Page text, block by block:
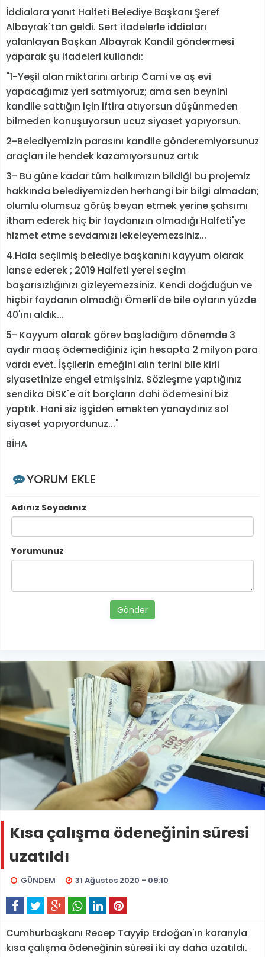
İddialara yanıt Halfeti Belediye Başkanı Şeref
Albayrak'tan geldi. Sert ifadelerle iddiaları
yalanlayan Başkan Albayrak Kandil göndermesi
yaparak şu ifadeleri kullandı:
"1-Yeşil alan miktarını artırıp Cami ve aş evi
yapacağımız yeri satmıyoruz; ama sen beynini
kandile sattığın için iftira atıyorsun düşünmeden
bilmeden konuşuyorsun ucuz siyaset yapıyorsun.
2-Belediyemizin parasını kandile gönderemiyorsunuz
araçları ile hendek kazamıyorsunuz artık
3- Bu güne kadar tüm halkımızın bildiği bu projemiz
hakkında belediyemizden herhangi bir bilgi almadan;
olumlu olumsuz görüş beyan etmek yerine şahsımı
itham ederek hiç bir faydanızın olmadığı Halfeti'ye
hizmet etme sevdamızı lekeleyemezsiniz...
4.Hala seçilmiş belediye başkanını kayyum olarak
lanse ederek ; 2019 Halfeti yerel seçim
başarısızlığınızı gizleyemezsiniz. Kendi doğduğun ve
hiçbir faydanın olmadığı Ömerli'de bile oyların yüzde
40'ını aldık...
5- Kayyum olarak görev başladığım dönemde 3
aydır maaş ödemediğiniz için hesapta 2 milyon para
vardı evet. İşçilerin emeğini alın terini bile kirli
siyasetinize engel etmişsiniz. Sözleşme yaptığınız
sendika DİSK'e ait borçların dahi ödemesini biz
yaptık. Hani siz işçiden emekten yanaydınız sol
siyaset yapıyordunuz..."
BİHA
YORUM EKLE
Adınız Soyadınız
Yorumunuz
Gönder
Kısa çalışma ödeneğinin süresi
uzatıldı
GÜNDEM 31 Ağustos 2020 - 09:10
Cumhurbaşkanı Recep Tayyip Erdoğan'ın kararıyla
kısa çalışma ödeneğinin süresi iki ay daha uzatıldı.